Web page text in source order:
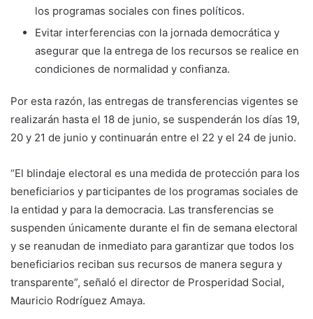
los programas sociales con fines políticos.
Evitar interferencias con la jornada democrática y
asegurar que la entrega de los recursos se realice en
condiciones de normalidad y confianza.
Por esta razón, las entregas de transferencias vigentes se
realizarán hasta el 18 de junio, se suspenderán los días 19,
20 y 21 de junio y continuarán entre el 22 y el 24 de junio.
“El blindaje electoral es una medida de protección para los
beneficiarios y participantes de los programas sociales de
la entidad y para la democracia. Las transferencias se
suspenden únicamente durante el fin de semana electoral
y se reanudan de inmediato para garantizar que todos los
beneficiarios reciban sus recursos de manera segura y
transparente”, señaló el director de Prosperidad Social,
Mauricio Rodríguez Amaya.